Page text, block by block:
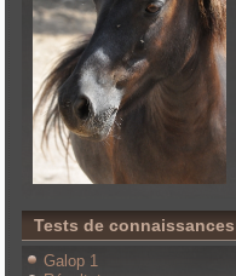
Tests de connaissances
Galop 1